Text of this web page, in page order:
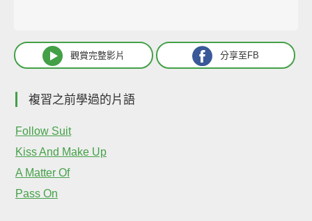
觀賞完整影片 分享至FB
複習之前學過的片語
Follow Suit
Kiss And Make Up
A Matter Of
Pass On